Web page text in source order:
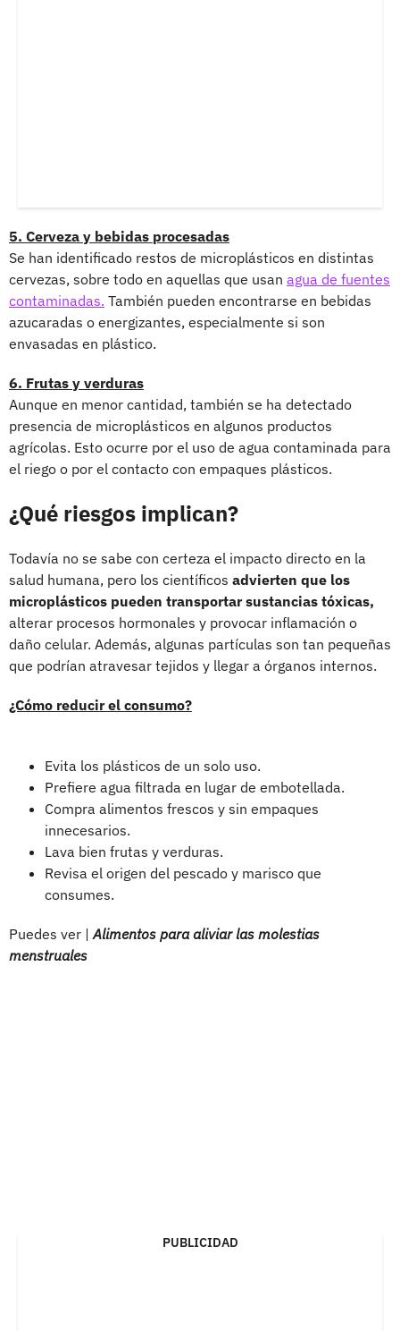
5. Cerveza y bebidas procesadas
Se han identificado restos de microplásticos en distintas
cervezas, sobre todo en aquellas que usan agua de fuentes
contaminadas. También pueden encontrarse en bebidas
azucaradas o energizantes, especialmente si son
envasadas en plástico.
6. Frutas y verduras
Aunque en menor cantidad, también se ha detectado
presencia de microplásticos en algunos productos
agrícolas. Esto ocurre por el uso de agua contaminada para
el riego o por el contacto con empaques plásticos.
¿Qué riesgos implican?
Todavía no se sabe con certeza el impacto directo en la
salud humana, pero los científicos advierten que los
microplásticos pueden transportar sustancias tóxicas,
alterar procesos hormonales y provocar inflamación o
daño celular. Además, algunas partículas son tan pequeñas
que podrían atravesar tejidos y llegar a órganos internos.
¿Cómo reducir el consumo?
Evita los plásticos de un solo uso.
Prefiere agua filtrada en lugar de embotellada.
Compra alimentos frescos y sin empaques
innecesarios.
Lava bien frutas y verduras.
Revisa el origen del pescado y marisco que
consumes.
Puedes ver | Alimentos para aliviar las molestias
menstruales
PUBLICIDAD